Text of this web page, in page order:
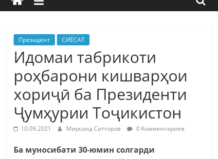
Президент СИЁСАТ
Идомаи табрикоти
роҳбарони кишварҳои
хориҷӣ ба Президенти
Ҷумҳурии Тоҷикистон
10.09.2021 Мирсаид Сатторов 0 Комментариев
Ба муносибати 30-юмин солгарди